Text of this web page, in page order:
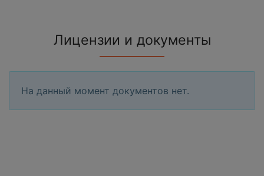
Лицензии и документы
На данный момент документов нет.